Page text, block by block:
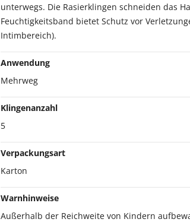
unterwegs. Die Rasierklingen schneiden das
Feuchtigkeitsband bietet Schutz vor
Intimbereich).
Anwendung
Mehrweg
Klingenanzahl
5
Verpackungsart
Karton
Warnhinweise
Außerhalb der Reichweite von Kindern